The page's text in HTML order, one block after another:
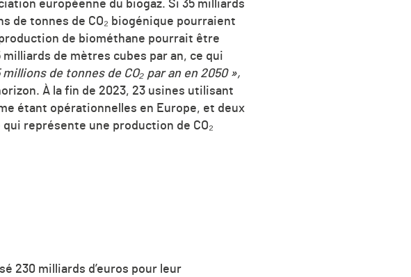
européenne du biogaz. Si 35 milliards
de tonnes de CO₂ biogénique pourraient
de biométhane pourrait être
de mètres cubes par an, ce qui
millions de tonnes de CO₂ par an en 2050 »,
À la fin de 2023, 23 usines utilisant
étant opérationnelles en Europe, et deux
représente une production de CO₂
230 milliards d’euros pour leur